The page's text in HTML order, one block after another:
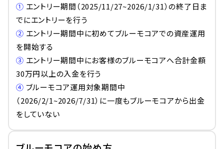
① エントリー期間（2025/11/27~2026/1/31）の終了日ま
でにエントリーを行う
② エントリー期間中に初めてブルーモコアでの資産運用
を開始する
③ エントリー期間中にお客様のブルーモコアへ合計金額
30万円以上の入金を行う
④ ブルーモコア運用対象期間中
（2026/2/1~2026/7/31）に一度もブルーモコアから出金
をしていない